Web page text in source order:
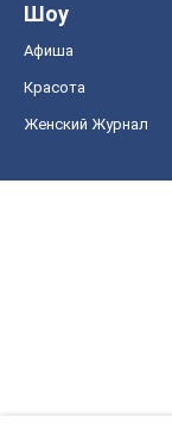
Шоу
Афиша
Красота
Женский Журнал